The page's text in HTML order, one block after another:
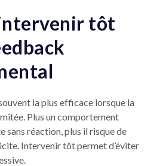
tôt
la plus efficace lorsque la
Plus un comportement
sans réaction, plus il risque de
Intervenir tôt permet d’éviter